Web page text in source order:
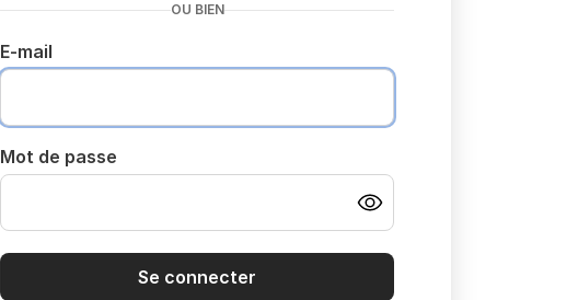
OU BIEN
E-mail
Mot de passe
Se connecter